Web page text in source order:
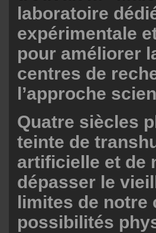
laboratoire
expérimentale
pour améliorer
centres de
l’approche
Quatre siècles
teinte de
artificielle et de
dépasser le
limites de
possibilités